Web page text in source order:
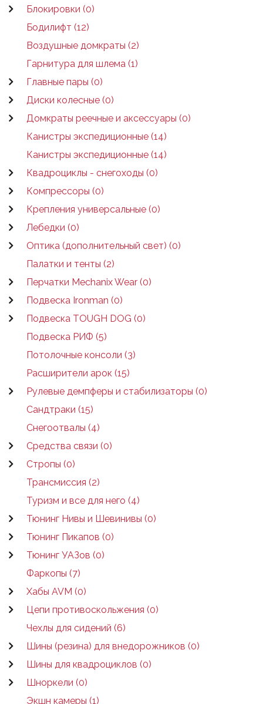
Блокировки (0)
Бодилифт (12)
Воздушные домкраты (2)
Гарнитура для шлема (1)
Главные пары (0)
Диски колесные (0)
Домкраты реечные и аксессуары (0)
Канистры экспедиционные (14)
Канистры экспедиционные (14)
Квадроциклы - снегоходы (0)
Компрессоры (0)
Крепления универсальные (0)
Лебедки (0)
Оптика (дополнительный свет) (0)
Палатки и тенты (2)
Перчатки Mechanix Wear (0)
Подвеска Ironman (0)
Подвеска TOUGH DOG (0)
Подвеска РИФ (5)
Потолочные консоли (3)
Расширители арок (15)
Рулевые демпферы и стабилизаторы (0)
Сандтраки (15)
Снегоотвалы (4)
Средства связи (0)
Стропы (0)
Трансмиссия (2)
Туризм и все для него (4)
Тюнинг Нивы и Шевинивы (0)
Тюнинг Пикапов (0)
Тюнинг УАЗов (0)
Фаркопы (7)
Хабы AVM (0)
Цепи противоскольжения (0)
Чехлы для сидений (6)
Шины (резина) для внедорожников (0)
Шины для квадроциклов (0)
Шноркели (0)
Экшн камеры (1)